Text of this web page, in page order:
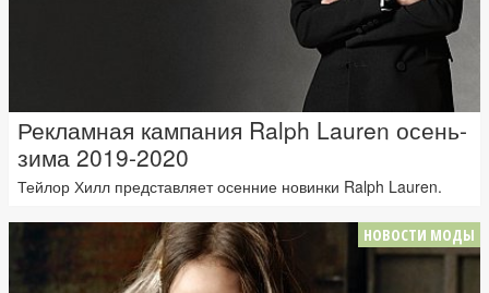
Рекламная кампания Ralph Lauren осень-
зима 2019-2020
Тейлор Хилл представляет осенние новинки Ralph Lauren.
НОВОСТИ МОДЫ